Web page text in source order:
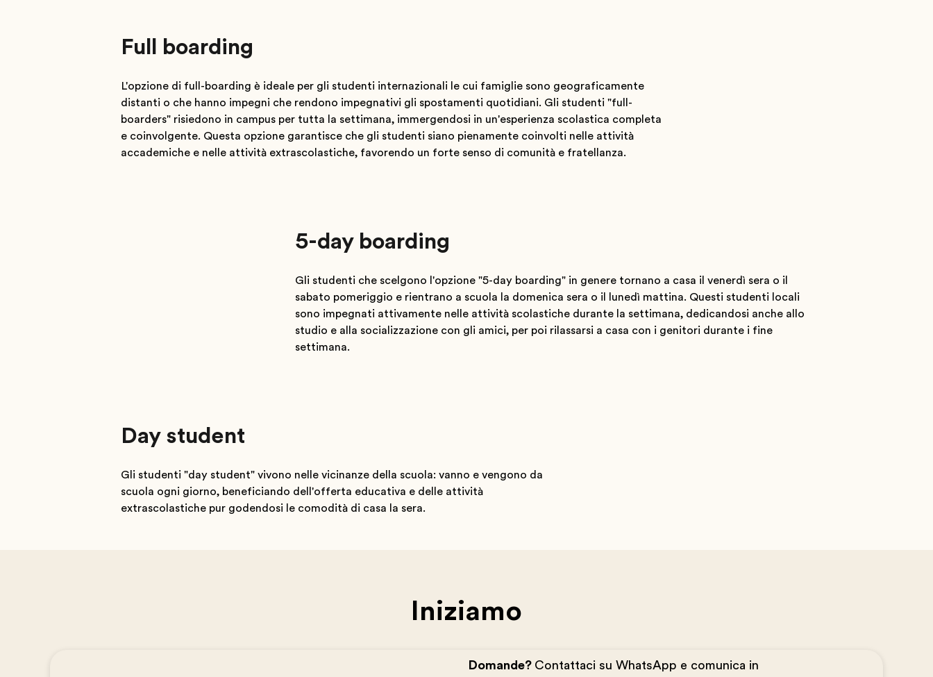
Full boarding
L'opzione di full-boarding è ideale per gli studenti internazionali le cui famiglie sono geograficamente
distanti o che hanno impegni che rendono impegnativi gli spostamenti quotidiani. Gli studenti "full-
boarders" risiedono in campus per tutta la settimana, immergendosi in un'esperienza scolastica completa
e coinvolgente. Questa opzione garantisce che gli studenti siano pienamente coinvolti nelle attività
accademiche e nelle attività extrascolastiche, favorendo un forte senso di comunità e fratellanza.
5-day boarding
Gli studenti che scelgono l'opzione "5-day boarding" in genere tornano a casa il venerdì sera o il
sabato pomeriggio e rientrano a scuola la domenica sera o il lunedì mattina. Questi studenti locali
sono impegnati attivamente nelle attività scolastiche durante la settimana, dedicandosi anche allo
studio e alla socializzazione con gli amici, per poi rilassarsi a casa con i genitori durante i fine
settimana.
Day student
Gli studenti "day student" vivono nelle vicinanze della scuola: vanno e vengono da
scuola ogni giorno, beneficiando dell'offerta educativa e delle attività
extrascolastiche pur godendosi le comodità di casa la sera.
Iniziamo
Domande? Contattaci su WhatsApp e comunica in